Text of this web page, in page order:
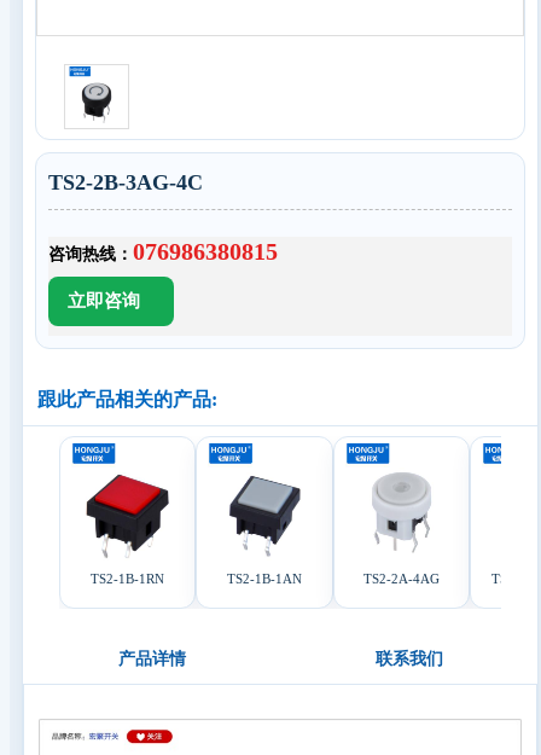
TS2-2B-3AG-4C
咨询热线： 076986380815
跟此产品相关的产品:
TS2-1B-1RN TS2-1B-1AN TS2-2A-4AG TS2-
产品详情 联系我们